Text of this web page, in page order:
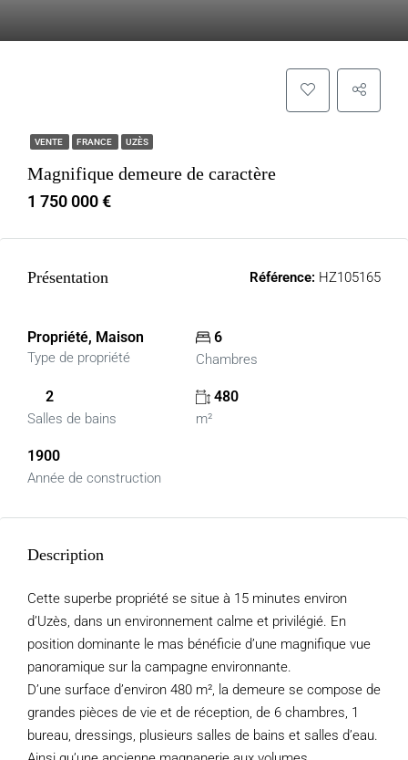
VENTE FRANCE UZÈS
Magnifique demeure de caractère
1 750 000 €
Présentation Référence: HZ105165
Propriété, Maison
Type de propriété
6
Chambres
2
Salles de bains
480
m²
1900
Année de construction
Description
Cette superbe propriété se situe à 15 minutes environ
d’Uzès, dans un environnement calme et privilégié. En
position dominante le mas bénéficie d’une magnifique vue
panoramique sur la campagne environnante.
D’une surface d’environ 480 m², la demeure se compose de
grandes pièces de vie et de réception, de 6 chambres, 1
bureau, dressings, plusieurs salles de bains et salles d’eau.